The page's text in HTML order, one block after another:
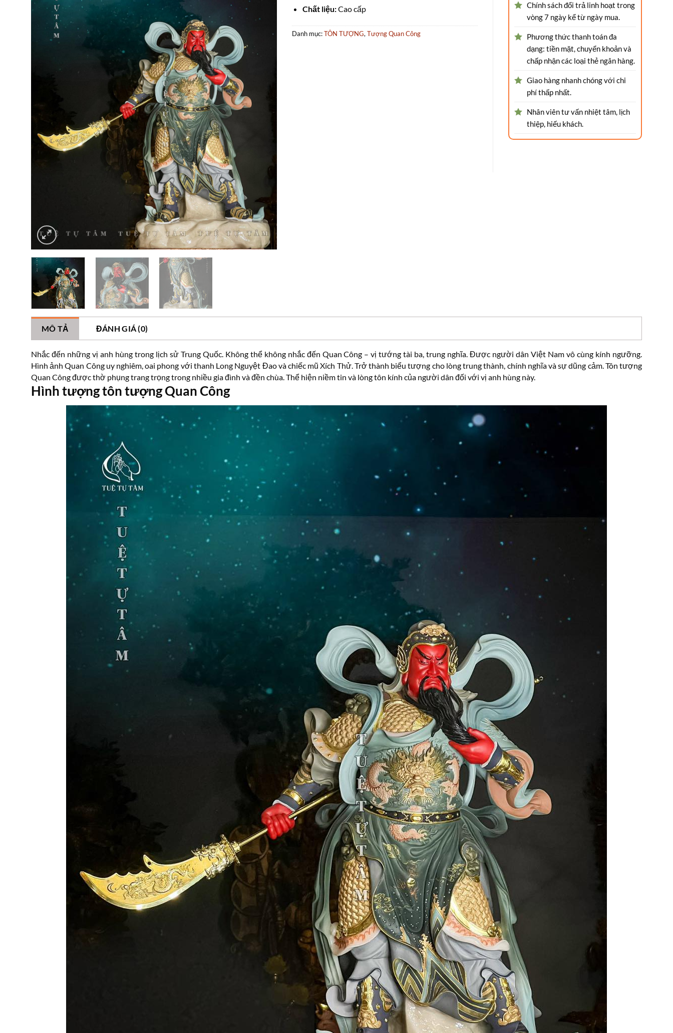
Chất liệu:Cao cấp
Danh mục:TÔN TƯỢNG, Tượng Quan Công
Chính sách đổi trả linh hoạt trong
vòng 7 ngày kể từ ngày mua.
Phương thức thanh toán đa
dạng: tiền mặt, chuyển khoản và
chấp nhận các loại thẻ ngân hàng.
Giao hàng nhanh chóng với chi
phí thấp nhất.
Nhân viên tư vấn nhiệt tâm, lịch
thiệp, hiếu khách.
MÔ TẢ ĐÁNH GIÁ (0)
Nhắc đến những vị anh hùng trong lịch sử Trung Quốc. Không thể không nhắc đến Quan Công – vị tướng tài ba, trung nghĩa. Được người dân Việt Nam vô cùng kính ngưỡng.
Hình ảnh Quan Công uy nghiêm, oai phong với thanh Long Nguyệt Đao và chiếc mũ Xích Thử. Trở thành biểu tượng cho lòng trung thành, chính nghĩa và sự dũng cảm. Tôn tượng
Quan Công được thờ phụng trang trọng trong nhiều gia đình và đền chùa. Thể hiện niềm tin và lòng tôn kính của người dân đối với vị anh hùng này.
Hình tượng tôn tượng Quan Công